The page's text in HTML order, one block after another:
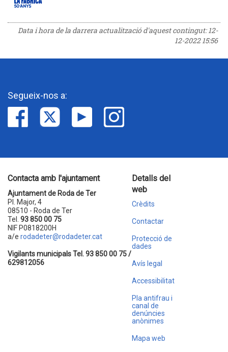
Data i hora de la darrera actualització d'aquest contingut:12-
12-2022 15:56
Segueix-nos a:
Contacta amb l'ajuntament
Ajuntament de Roda de Ter
Pl. Major, 4
08510 - Roda de Ter
Tel. 93 850 00 75
NIF P0818200H
a/e rodadeter@rodadeter.cat
Vigilants municipals Tel. 93 850 00 75 /
629812056
Detalls del
web
Crèdits
Contactar
Protecció de
dades
Avís legal
Accessibilitat
Pla antifrau i
canal de
denúncies
anònimes
Mapa web